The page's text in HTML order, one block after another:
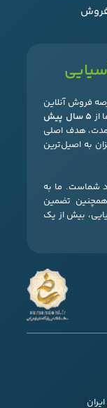
فروش آنلاین
از ۵ سال پیش
مدت، هدف اصلی
به اصیل‌ترین
شماست. ما به
تضمین
بیش از یک